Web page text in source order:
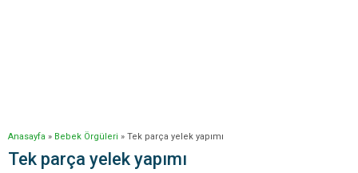
Anasayfa » Bebek Örgüleri » Tek parça yelek yapımı
Tek parça yelek yapımı